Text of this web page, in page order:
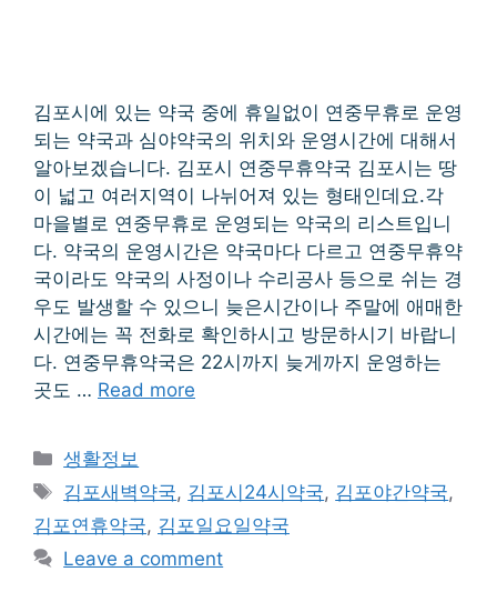
김포시에 있는 약국 중에 휴일없이 연중무휴로 운영
되는 약국과 심야약국의 위치와 운영시간에 대해서
알아보겠습니다. 김포시 연중무휴약국 김포시는 땅
이 넓고 여러지역이 나뉘어져 있는 형태인데요.각
마을별로 연중무휴로 운영되는 약국의 리스트입니
다. 약국의 운영시간은 약국마다 다르고 연중무휴약
국이라도 약국의 사정이나 수리공사 등으로 쉬는 경
우도 발생할 수 있으니 늦은시간이나 주말에 애매한
시간에는 꼭 전화로 확인하시고 방문하시기 바랍니
다. 연중무휴약국은 22시까지 늦게까지 운영하는
곳도 … Read more
Categories
생활정보
Tags
김포새벽약국, 김포시24시약국, 김포야간약국,
김포연휴약국, 김포일요일약국
Leave a comment